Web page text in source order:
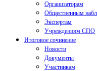
Организаторам
Общественным
Экспертам
Учреждениям СПО
Итоговое сочинение
Новости
Документы
Участникам